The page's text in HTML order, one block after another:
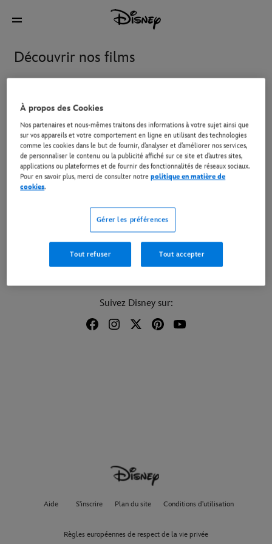
Découvrir nos films
Le Diable s'habille en Prada
Star Wars: The Mandalorian
and Grogu
Vaiana, la légende du bout
du monde
Suivez Disney sur:
Aide S'inscrire Plan du site Conditions d'utilisation
Règles européennes de respect de la vie privée
À propos des Cookies
Nos partenaires et nous-mêmes traitons des informations à votre sujet ainsi que
sur vos appareils et votre comportement en ligne en utilisant des technologies
comme les cookies dans le but de fournir, d’analyser et d’améliorer nos services,
de personnaliser le contenu ou la publicité affiché sur ce site et d’autres sites,
applications ou plateformes et de fournir des fonctionnalités de réseaux sociaux.
Pour en savoir plus, merci de consulter notrepolitique en matière de
cookies.
Gérer les préférences
Tout refuser Tout accepter